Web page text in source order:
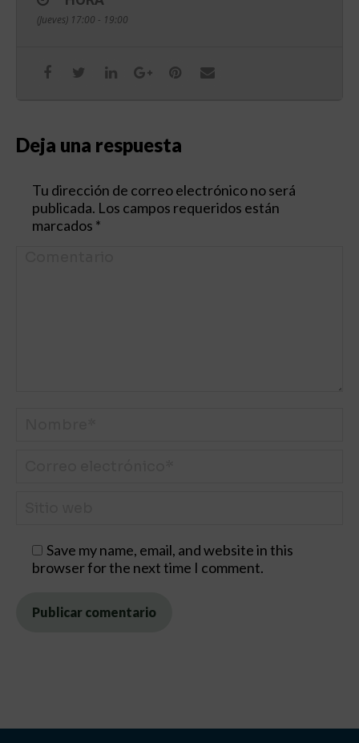
(Jueves) 17:00 - 19:00
Deja una respuesta
Tu dirección de correo electrónico no será
publicada. Los campos requeridos están
marcados *
Save my name, email, and website in this
browser for the next time I comment.
Publicar comentario